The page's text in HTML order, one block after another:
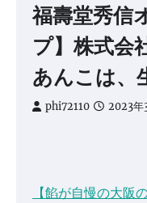
福壽堂秀信
プ】株式会
あんこは、
phi72110 2023年
【餡が自慢の大